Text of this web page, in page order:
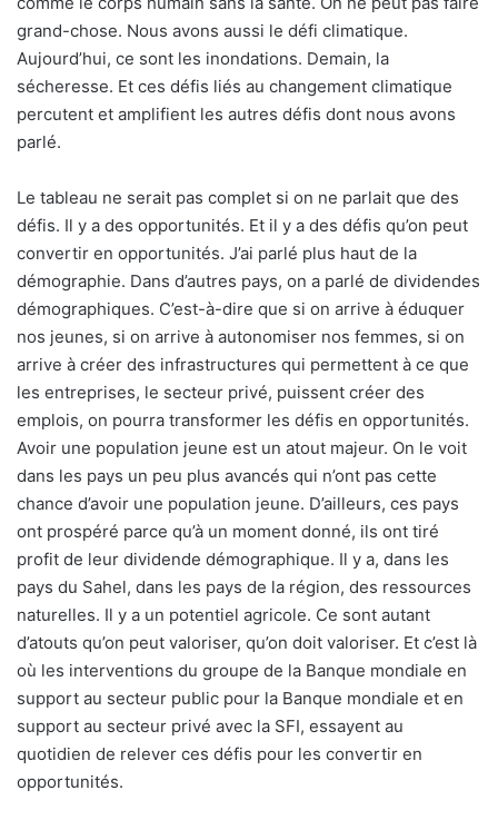
grand-chose. Nous avons aussi le défi climatique.
Aujourd’hui, ce sont les inondations. Demain, la
sécheresse. Et ces défis liés au changement climatique
percutent et amplifient les autres défis dont nous avons
parlé.
Le tableau ne serait pas complet si on ne parlait que des
défis. Il y a des opportunités. Et il y a des défis qu’on peut
convertir en opportunités. J’ai parlé plus haut de la
démographie. Dans d’autres pays, on a parlé de dividendes
démographiques. C’est-à-dire que si on arrive à éduquer
nos jeunes, si on arrive à autonomiser nos femmes, si on
arrive à créer des infrastructures qui permettent à ce que
les entreprises, le secteur privé, puissent créer des
emplois, on pourra transformer les défis en opportunités.
Avoir une population jeune est un atout majeur. On le voit
dans les pays un peu plus avancés qui n’ont pas cette
chance d’avoir une population jeune. D’ailleurs, ces pays
ont prospéré parce qu’à un moment donné, ils ont tiré
profit de leur dividende démographique. Il y a, dans les
pays du Sahel, dans les pays de la région, des ressources
naturelles. Il y a un potentiel agricole. Ce sont autant
d’atouts qu’on peut valoriser, qu’on doit valoriser. Et c’est là
où les interventions du groupe de la Banque mondiale en
support au secteur public pour la Banque mondiale et en
support au secteur privé avec la SFI, essayent au
quotidien de relever ces défis pour les convertir en
opportunités.